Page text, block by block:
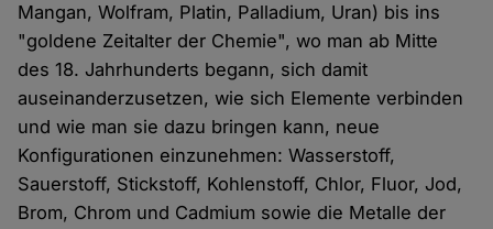
Mangan, Wolfram, Platin, Palladium, Uran) bis ins
"goldene Zeitalter der Chemie", wo man ab Mitte
des 18. Jahrhunderts begann, sich damit
auseinanderzusetzen, wie sich Elemente verbinden
und wie man sie dazu bringen kann, neue
Konfigurationen einzunehmen: Wasserstoff,
Sauerstoff, Stickstoff, Kohlenstoff, Chlor, Fluor, Jod,
Brom, Chrom und Cadmium sowie die Metalle der